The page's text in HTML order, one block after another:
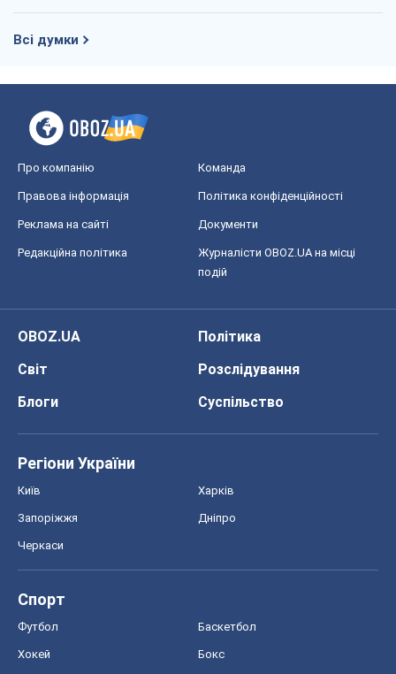
Всі думки
Про компанію Команда
Правова інформація Політика конфіденційності
Реклама на сайті Документи
Редакційна політика
Журналісти OBOZ.UA на місці
подій
OBOZ.UA
Політика
Світ
Розслідування
Блоги
Суспільство
Регіони України
Київ Харків
Запоріжжя Дніпро
Черкаси
Спорт
Футбол Баскетбол
Хокей Бокс